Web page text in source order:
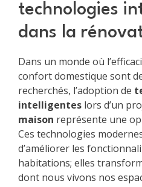
technologies
dans la
Dans un monde où
confort domestique sont
recherchés, l’adoption de
intelligentes lors d’un
maison représente une
Ces technologies
d’améliorer les
habitations; elles
dont nous vivons nos